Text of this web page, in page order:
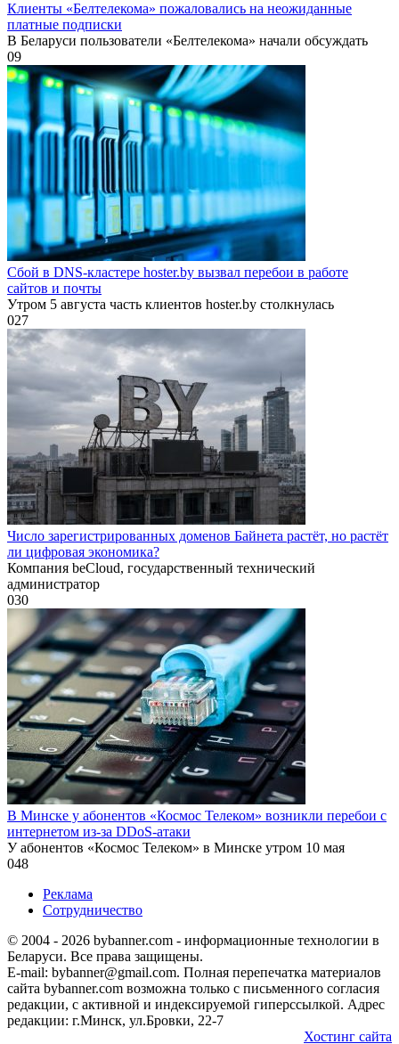
Клиенты «Белтелекома» пожаловались на неожиданные
платные подписки
В Беларуси пользователи «Белтелекома» начали обсуждать
09
Сбой в DNS-кластере hoster.by вызвал перебои в работе
сайтов и почты
Утром 5 августа часть клиентов hoster.by столкнулась
027
Число зарегистрированных доменов Байнета растёт, но растёт
ли цифровая экономика?
Компания beCloud, государственный технический
администратор
030
В Минске у абонентов «Космос Телеком» возникли перебои с
интернетом из-за DDoS-атаки
У абонентов «Космос Телеком» в Минске утром 10 мая
048
Реклама
Сотрудничество
© 2004 - 2026 bybanner.com - информационные технологии в
Беларуси. Все права защищены.
E-mail: bybanner@gmail.com. Полная перепечатка материалов
сайта bybanner.com возможна только с письменного согласия
редакции, с активной и индексируемой гиперссылкой. Адрес
редакции: г.Минск, ул.Бровки, 22-7
Хостинг сайта